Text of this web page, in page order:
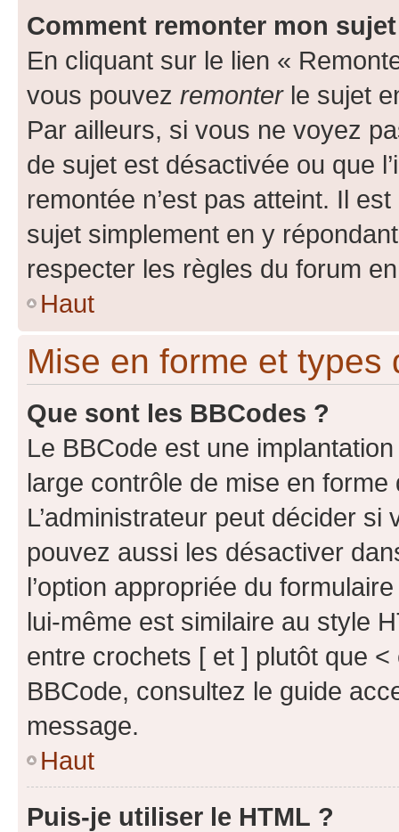
Comment remonter mon
En cliquant sur le lien «
vous pouvez remonterle sujet
Par ailleurs, si vous ne voyez
de sujet est désactivée ou que
remontée n’est pas atteint. Il
sujet simplement en y
respecter les règles du forum
Haut
Mise en forme et types
Que sont les BBCodes ?
Le BBCode est une
large contrôle de mise en forme
L’administrateur peut décider
pouvez aussi les désactiver
l’option appropriée du
lui-même est similaire au style
entre crochets [ et ] plutôt que
BBCode, consultez le guide
message.
Haut
Puis-je utiliser le HTML ?